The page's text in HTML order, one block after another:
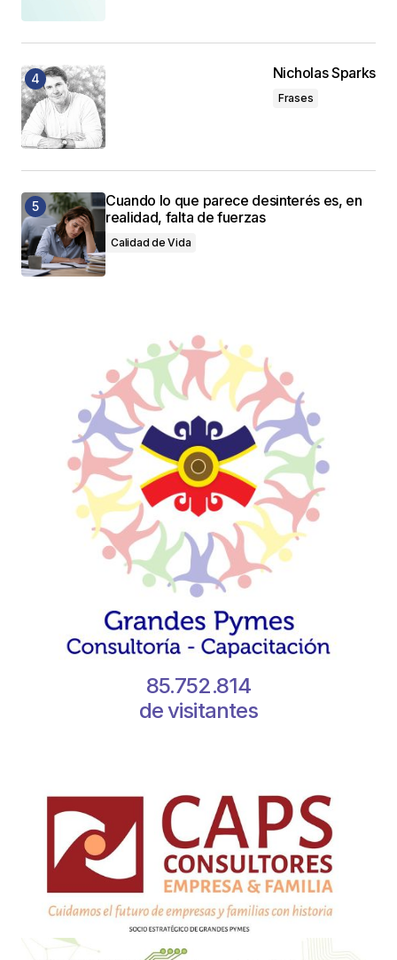
Nicholas Sparks
Frases
Cuando lo que parece desinterés es, en
realidad, falta de fuerzas
Calidad de Vida
85.752.814
de visitantes